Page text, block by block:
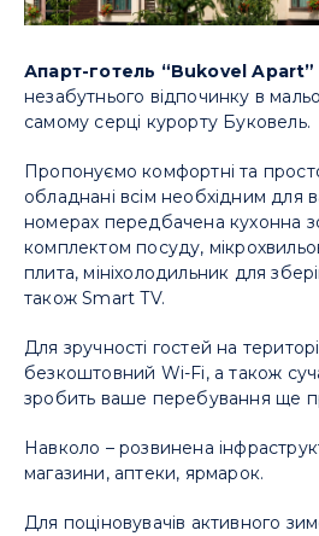
Апарт-готель “Bukovel Apart”
незабутнього відпочинку в
самому серці курорту Буковель.
Пропонуємо комфортні та
обладнані всім необхідним для
номерах передбачена кухонна
комплектом посуду,
плита, мініхолодильник для
також Smart TV.
Для зручності гостей на
безкоштовний Wi-Fi, а також
зробить ваше перебування ще
Навколо – розвинена
магазини, аптеки, ярмарок.
Для поціновувачів активного